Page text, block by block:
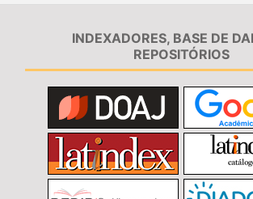
INDEXADORES, BASE DE
REPOSITÓRIOS